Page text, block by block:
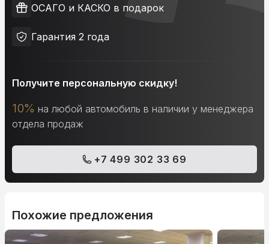
ОСАГО и КАСКО в подарок
Гарантия 2 года
Получите персональную скидку!
10% на любой автомобиль в наличии у менеджера
отдела продаж
+7 499 302 33 69
Похожие предложения